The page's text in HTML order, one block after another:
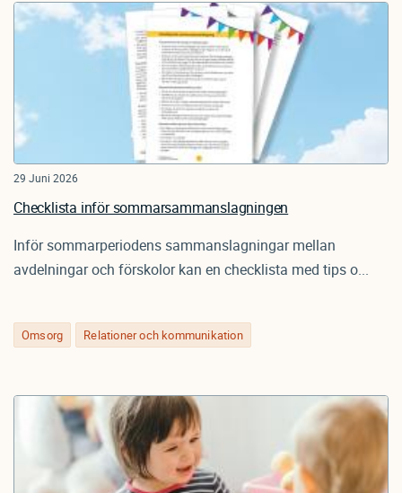
Omsorg Relationer och kommunikation
29 Juni 2026
Checklista inför sommarsammanslagningen
Inför sommarperiodens sammanslagningar mellan
avdelningar och förskolor kan en checklista med tips o...